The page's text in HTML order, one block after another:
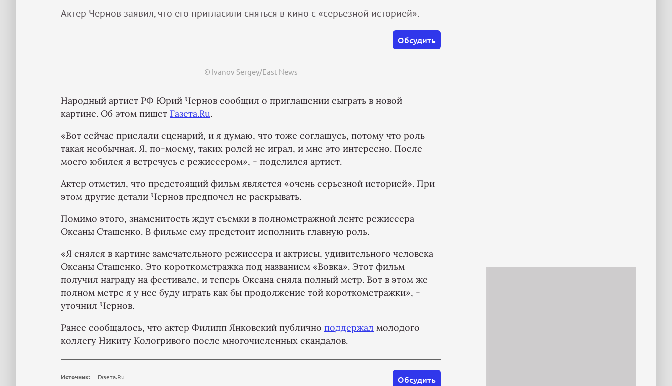
Актер Чернов заявил, что его пригласили сняться в кино с «серьезной историей».
Обсудить
© Ivanov Sergey/East News
Народный артист РФ Юрий Чернов сообщил о приглашении сыграть в новой
картине. Об этом пишет Газета.Ru.
«Вот сейчас прислали сценарий, и я думаю, что тоже соглашусь, потому что роль
такая необычная. Я, по-моему, таких ролей не играл, и мне это интересно. После
моего юбилея я встречусь с режиссером», - поделился артист.
Актер отметил, что предстоящий фильм является «очень серьезной историей». При
этом другие детали Чернов предпочел не раскрывать.
Помимо этого, знаменитость ждут съемки в полнометражной ленте режиссера
Оксаны Сташенко. В фильме ему предстоит исполнить главную роль.
«Я снялся в картине замечательного режиссера и актрисы, удивительного человека
Оксаны Сташенко. Это короткометражка под названием «Вовка». Этот фильм
получил награду на фестивале, и теперь Оксана сняла полный метр. Вот в этом же
полном метре я у нее буду играть как бы продолжение той короткометражки», -
уточнил Чернов.
Ранее сообщалось, что актер Филипп Янковский публично поддержал молодого
коллегу Никиту Кологривого после многочисленных скандалов.
Обсудить
Источник: Газета.Ru